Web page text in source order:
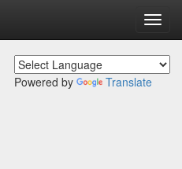
Powered by Translate